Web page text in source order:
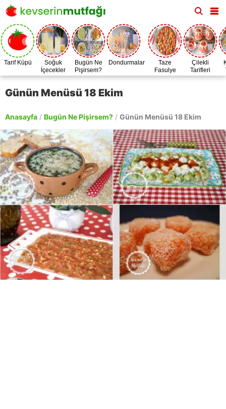
Tarif Küpü
Soğuk
İçecekler
Bugün Ne
Pişirsem?
Dondurmalar
Taze
Fasulye
Zamanı
Çilekli
Tarifleri
Günün Menüsü 18 Ekim
Anasayfa / Bugün Ne Pişirsem? / Günün Menüsü 18 Ekim